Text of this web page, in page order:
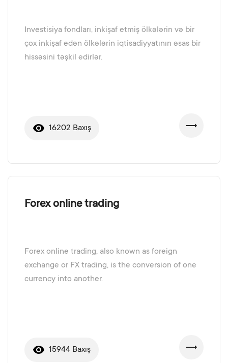
Investisiya fondları, inkişaf etmiş ölkələrin və bir
çox inkişaf edən ölkələrin iqtisadiyyatının əsas bir
hissəsini təşkil edirlər.
16202 Baxış
Forex online trading
Forex online trading, also known as foreign
exchange or FX trading, is the conversion of one
currency into another.
15944 Baxış